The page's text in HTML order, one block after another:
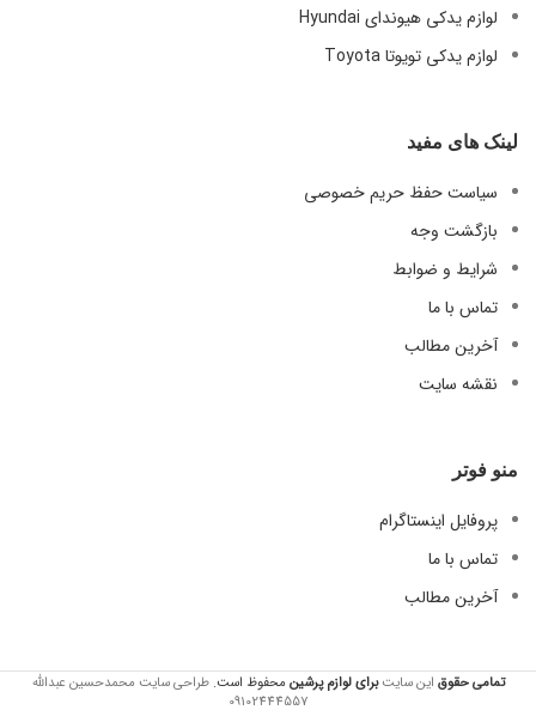
لوازم یدکی هیوندای Hyundai
لوازم یدکی تویوتا Toyota
لینک های مفید
سیاست حفظ حریم خصوصی
بازگشت وجه
شرایط و ضوابط
تماس با ما
آخرین مطالب
نقشه سایت
منو فوتر
پروفایل اینستاگرام
تماس با ما
آخرین مطالب
تمامی حقوق این سایتبرای لوازمپرشین محفوظ است.طراحی سایت محمدحسین عبدالله
09102444557